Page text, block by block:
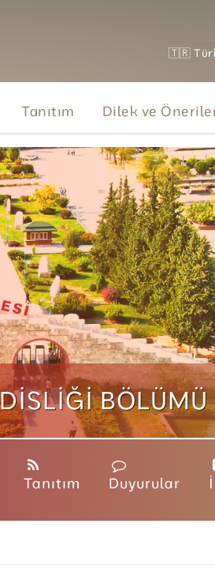
🇹🇷
Tanıtım Dilek ve
BÖLÜMÜ
Tanıtım Duyurular